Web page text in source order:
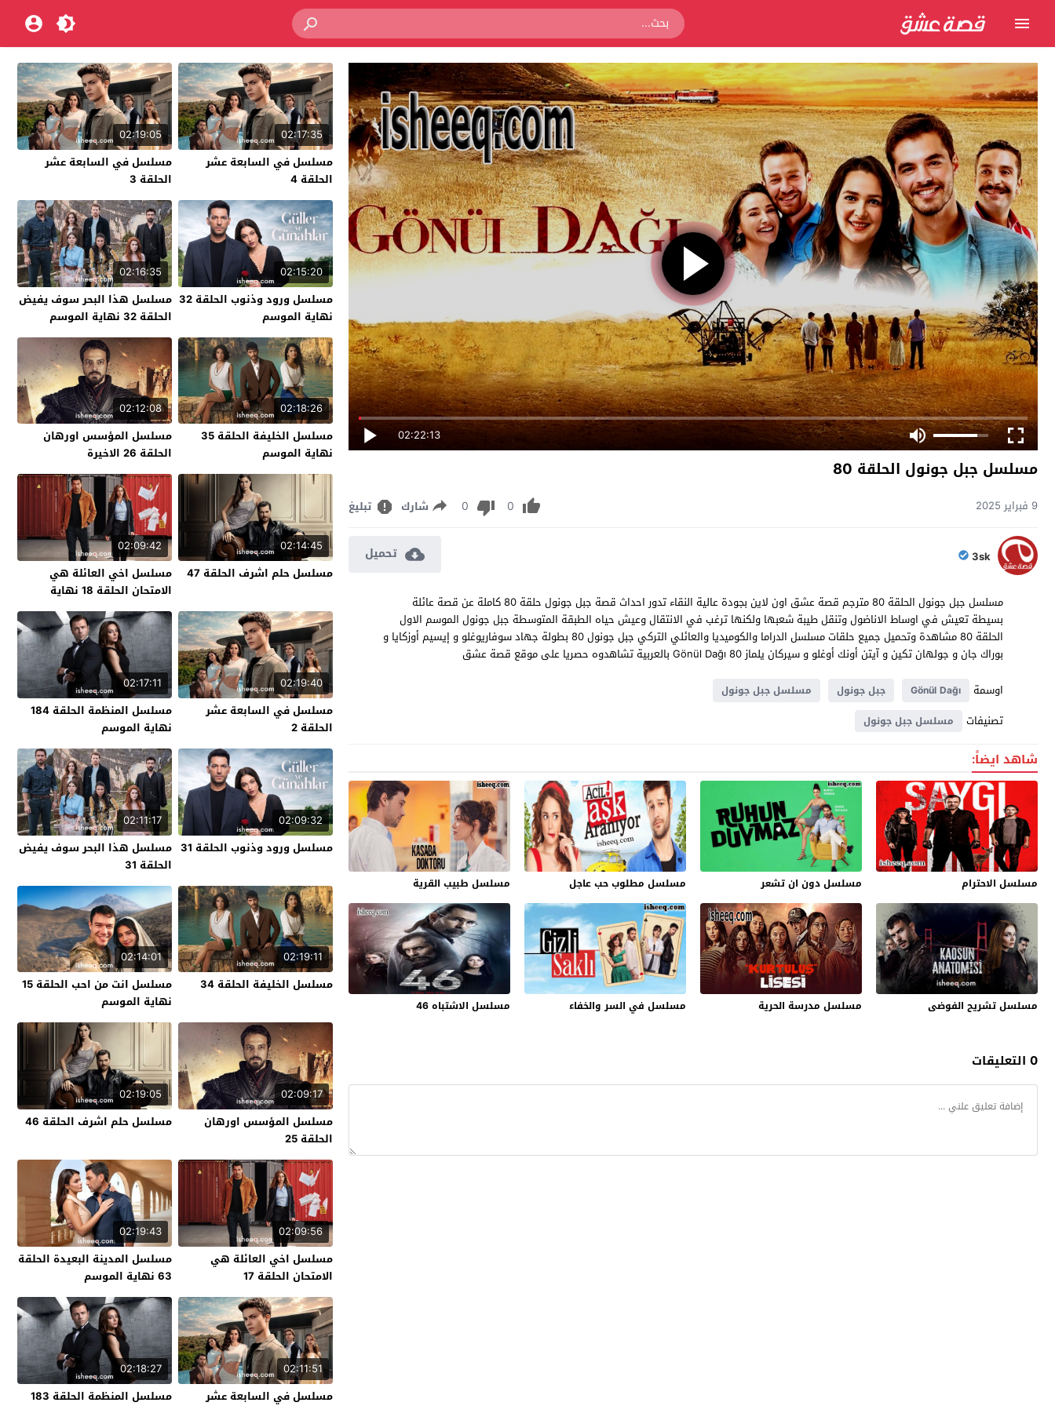
02:22:13
مسلسل جبل جونول الحلقة 80
9 فبراير 2025 0
0 شارك تبليغ
3sk تحميل
مسلسل جبل جونول الحلقة 80 مترجم قصة عشق اون لاين بجودة عالية النقاء تدور احداث قصة جبل جونول حلقة 80 كاملة عن قصة عائلة
بسيطة تعيش في اوساط الاناضول وتنقل طيبة شعبها ولكنها ترغب في الانتقال وعيش حياه الطبقة المتوسطة جبل جونول الموسم الاول
الحلقة 80 مشاهدة وتحميل جميع حلقات مسلسل الدراما والكوميديا والعائلي التركي جبل جونول 80 بطولة جهاد سوفاريوغلو و إيسيم أوزكايا و
بوراك جان و جولهان تكين و آيتن أونك أوغلو و سيركان يلماز Gönül Dağı 80 بالعربية تشاهدوه حصريا على موقع قصة عشق
اوسمة
Gönül Dağı جبل جونول مسلسل جبل جونول
تصنيفات مسلسل جبل جونول
شاهد ايضاً:
مسلسل الاحترام مسلسل دون ان تشعر مسلسل مطلوب حب عاجل مسلسل طبيب القرية
مسلسل تشريح الفوضى مسلسل مدرسة الحرية مسلسل في السر والخفاء مسلسل الاشتباه 46
0 التعليقات
02:17:35
مسلسل في السابعة عشر
الحلقة 4
02:19:05
مسلسل في السابعة عشر
الحلقة 3
02:15:20
مسلسل ورود وذنوب الحلقة 32
نهاية الموسم
02:16:35
مسلسل هذا البحر سوف يفيض
الحلقة 32 نهاية الموسم
02:18:26
مسلسل الخليفة الحلقة 35
نهاية الموسم
02:12:08
مسلسل المؤسس اورهان
الحلقة 26 الاخيرة
02:14:45
مسلسل حلم اشرف الحلقة 47
02:09:42
مسلسل اخي العائلة هي
الامتحان الحلقة 18 نهاية
الموسم
02:19:40
مسلسل في السابعة عشر
الحلقة 2
02:17:11
مسلسل المنظمة الحلقة 184
نهاية الموسم
02:09:32
مسلسل ورود وذنوب الحلقة 31
02:11:17
مسلسل هذا البحر سوف يفيض
الحلقة 31
02:19:11
مسلسل الخليفة الحلقة 34
02:14:01
مسلسل انت من احب الحلقة 15
نهاية الموسم
02:09:17
مسلسل المؤسس اورهان
الحلقة 25
02:19:05
مسلسل حلم اشرف الحلقة 46
02:09:56
مسلسل اخي العائلة هي
الامتحان الحلقة 17
02:19:43
مسلسل المدينة البعيدة الحلقة
63 نهاية الموسم
02:11:51
مسلسل في السابعة عشر
02:18:27
مسلسل المنظمة الحلقة 183